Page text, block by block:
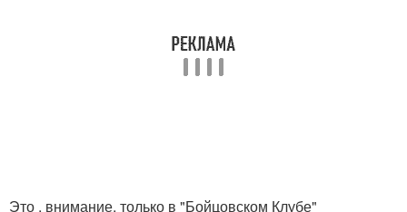
Это , внимание, только в "Бойцовском Клубе"